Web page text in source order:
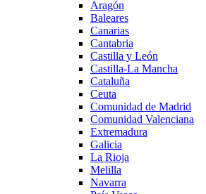
Aragón
Baleares
Canarias
Cantabria
Castilla y León
Castilla-La Mancha
Cataluña
Ceuta
Comunidad de Madrid
Comunidad Valenciana
Extremadura
Galicia
La Rioja
Melilla
Navarra